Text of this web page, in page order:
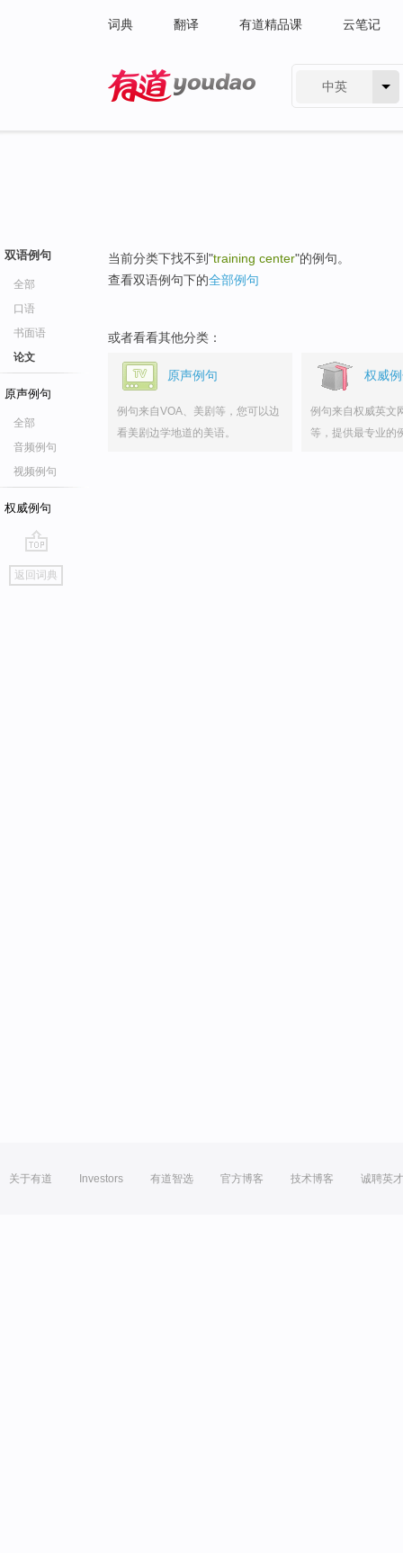
词典 翻译 有道精品课 云笔记
中英
双语例句
全部
口语
书面语
论文
原声例句
全部
音频例句
视频例句
权威例句
go
top
返回词典
当前分类下找不到"training center"的例句。
查看双语例句下的全部例句
或者看看其他分类：
原声例句
例句来自VOA、美剧等，您可以边
看美剧边学地道的美语。
权威
例句来自权威英文
等，提供最专业的
关于有道 Investors 有道智选 官方博客 技术博客 诚聘英才